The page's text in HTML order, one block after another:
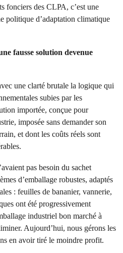
fonciers des CLPA, c’est une
politique d’adaptation climatique
fausse solution devenue
une clarté brutale la logique qui
subies par les
importée, conçue pour
imposée sans demander son
et dont les coûts réels sont
pas besoin du sachet
d’emballage robustes, adaptés
: feuilles de bananier, vannerie,
ont été progressivement
industriel bon marché à
Aujourd’hui, nous gérons les
en avoir tiré le moindre profit.